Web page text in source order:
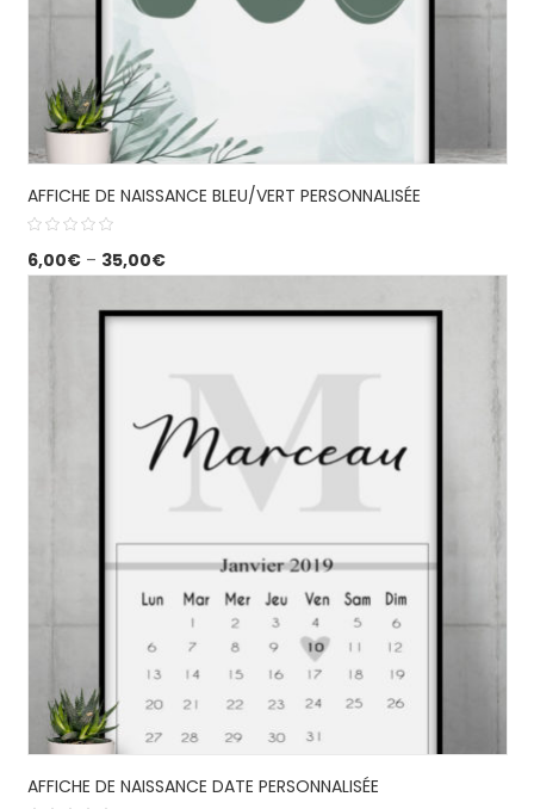
AFFICHE DE NAISSANCE BLEU/VERT PERSONNALISÉE
6,00€– 35,00€
AFFICHE DE NAISSANCE DATE PERSONNALISÉE